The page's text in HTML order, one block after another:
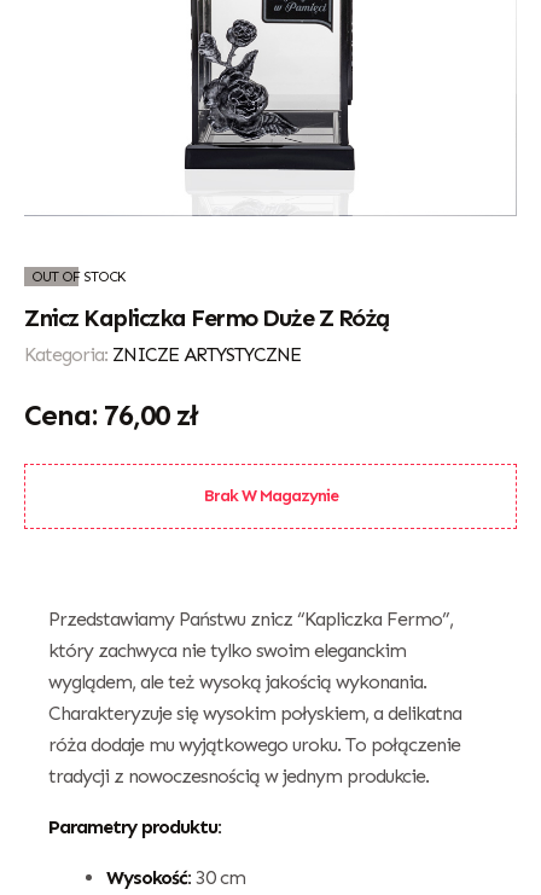
OUT OF STOCK
Znicz Kapliczka Fermo Duże Z Różą
Kategoria: ZNICZE ARTYSTYCZNE
76,00 zł
Brak W Magazynie
Przedstawiamy Państwu znicz “Kapliczka Fermo”,
który zachwyca nie tylko swoim eleganckim
wyglądem, ale też wysoką jakością wykonania.
Charakteryzuje się wysokim połyskiem, a delikatna
róża dodaje mu wyjątkowego uroku. To połączenie
tradycji z nowoczesnością w jednym produkcie.
Parametry produktu:
Wysokość: 30 cm